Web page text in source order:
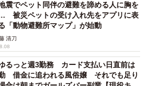
もしれないが、歴史的にも文化的に
時代はマイナスに評価されがちだ
の酒を生産する実力があったから続
が生まれている」。岡山の酒をそう
になることを教えてくれた。「岡山
ち岡山産はわずか2割」だと。そうい
震でペット同伴の避難を諦める人に胸を
被災ペットの受け入れ先をアプリに表
「動物避難所マップ」が始動
清刀
るっと週3勤務 カード支払い日直前は
借金に追われる風俗嬢 それでも足り